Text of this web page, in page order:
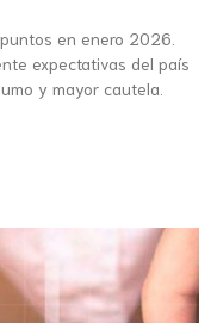
en enero 2026.
expectativas del país
y mayor cautela.